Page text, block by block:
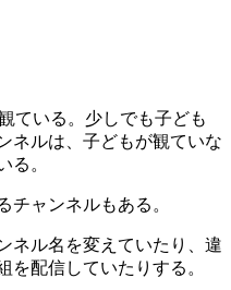
ている。少しでも子ども
ネルは、子どもが観ていな
る。
チャンネルもある。
ネル名を変えていたり、違
を配信していたりする。